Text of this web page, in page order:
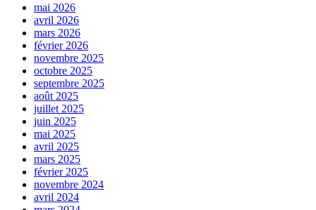
mai 2026
avril 2026
mars 2026
février 2026
novembre 2025
octobre 2025
septembre 2025
août 2025
juillet 2025
juin 2025
mai 2025
avril 2025
mars 2025
février 2025
novembre 2024
avril 2024